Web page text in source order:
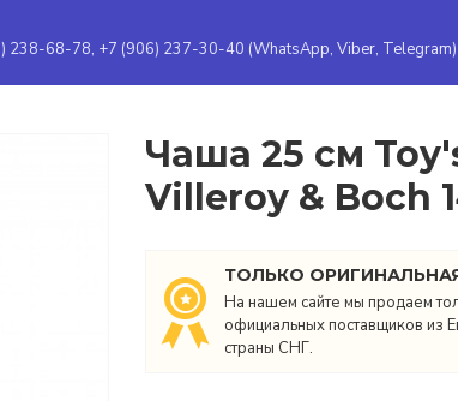
238-68-78, +7 (906) 237-30-40 (WhatsApp, Viber, Telegram)
Чаша 25 см
Villeroy & Boch
ТОЛЬКО
На нашем сайте мы продаем
официальных поставщиков из
страны СНГ.